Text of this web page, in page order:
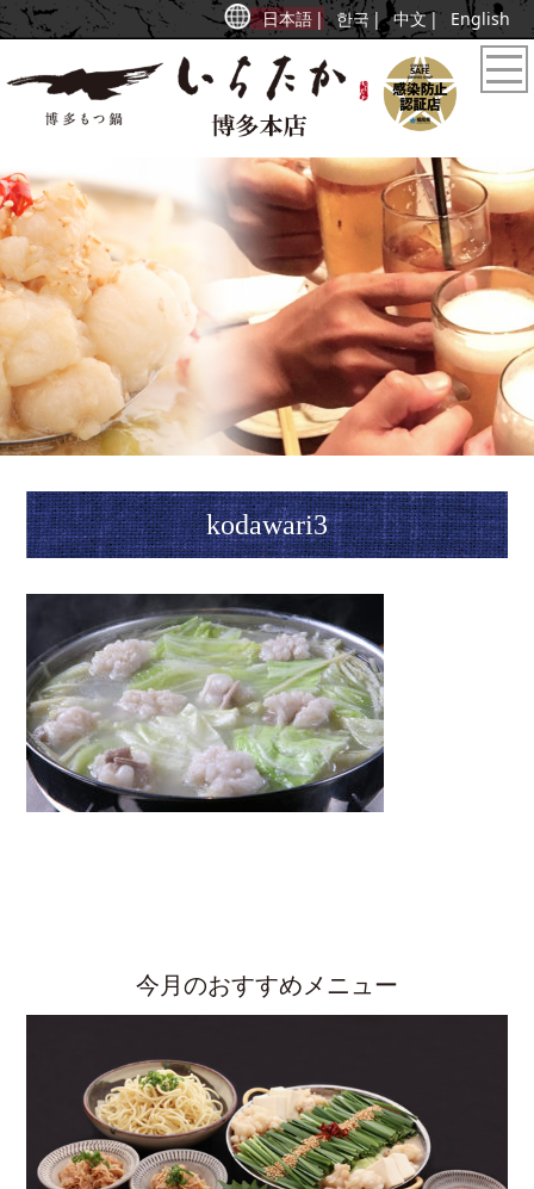
日本語 한국 中文 English
kodawari3
今月のおすすめメニュー